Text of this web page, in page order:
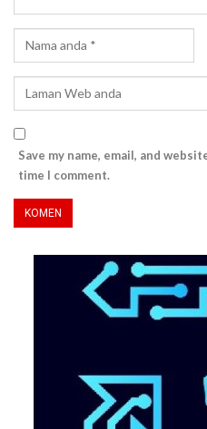
Save my name, email, and
time I comment.